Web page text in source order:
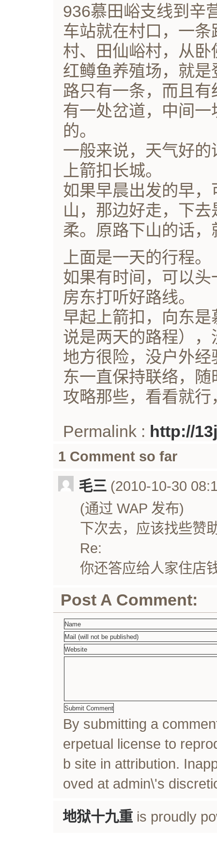
936慕田峪支线到辛
车站就在村口，一
村、田仙峪村，从
红鳟鱼养殖场，就
路只有一条，而且
有一处岔道，中间
的。
一般来说，天气好
上箭扣长城。
如果早晨出发的早
山，那边好走，下
柔。原路下山的话
上面是一天的行程。
如果有时间，可以
房东打听好路线。
早起上箭扣，向东
说是两天的路程）
地方很险，没户外
东一直保持联络，随
攻略那些，看看就行
Permalink : http://
1 Comment so far
毛三 (2010-10-30
(通过 WAP 发布)
下次去，应该找些赞
Re:
你还答应给人家住店
Post A Comment:
By submitting a
erpetual license to
b site in attribution.
oved at admin\'s
地狱十九重is proudly